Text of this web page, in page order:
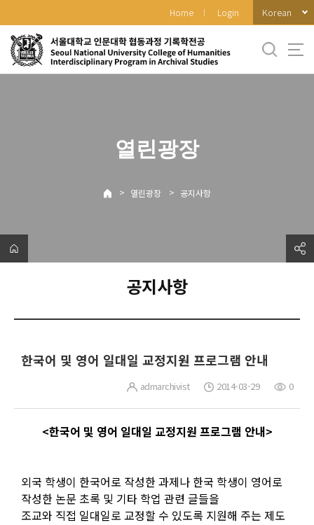
로
메
Home Login Korean
열린광장
> 열린광장 > 공지사항
공지사항
한국어 및 영어 일대일 교정지원 프로그램 안내
admarchivist 2014-03-29 0
<한국어 및 영어 일대일 교정지원 프로그램 안내>
외국 학생이 한국어로 작성한 과제나 한국 학생이 영어로
작성한 논문 초록 및 기타 학업 관련 글들을
조교와 직접 일대일로 교정할 수 있도록 지원해 주는 제도